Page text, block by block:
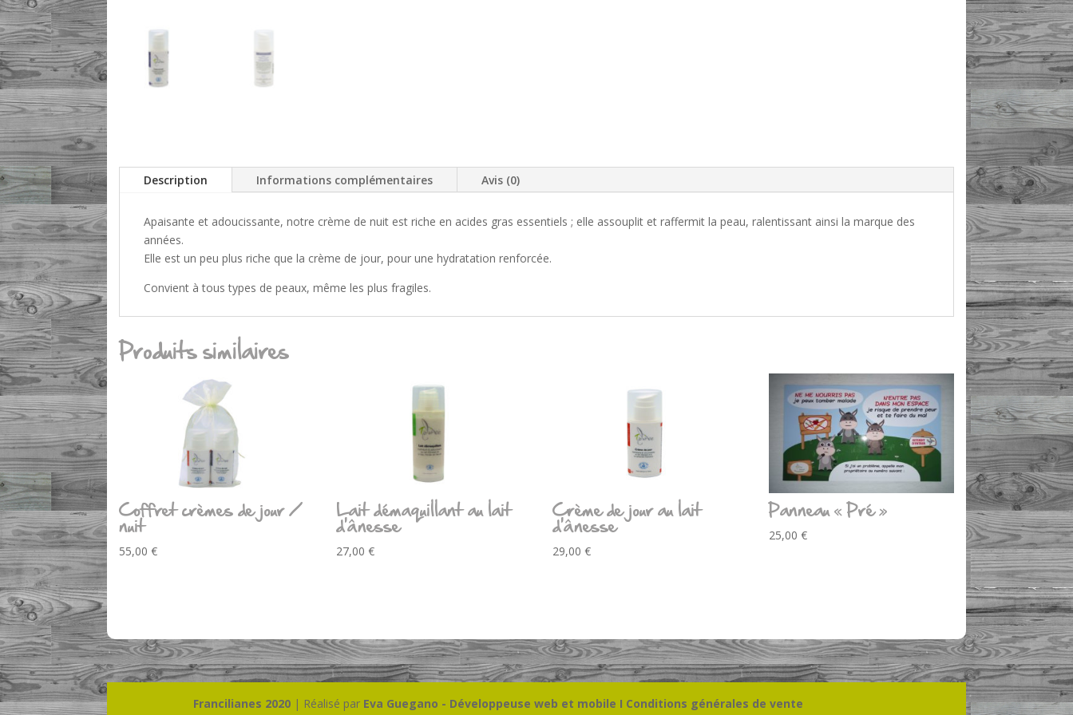
Description Informations complémentaires Avis (0)
Apaisante et adoucissante, notre crème de nuit est riche en acides gras essentiels ; elle assouplit et raffermit la peau, ralentissant ainsi la marque des
années.
Elle est un peu plus riche que la crème de jour, pour une hydratation renforcée.
Convient à tous types de peaux, même les plus fragiles.
Produits similaires
Coffret crèmes de jour /
nuit
55,00€
Lait démaquillant au lait
d’ânesse
27,00 €
Crème de jour au lait
d’ânesse
29,00 €
Panneau « Pré »
25,00€
Francilianes 2020| Réalisé par Eva Guegano - Développeuse web et mobile I Conditions générales de vente